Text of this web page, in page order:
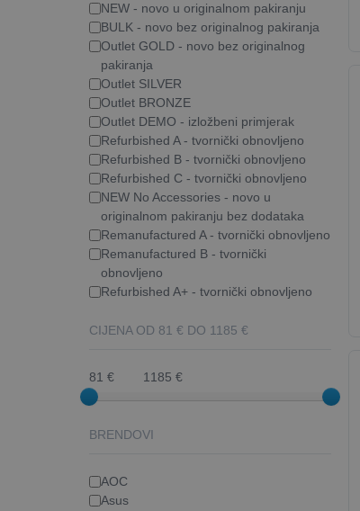
NEW - novo u originalnom pakiranju
BULK - novo bez originalnog pakiranja
Outlet GOLD - novo bez originalnog
pakiranja
Outlet SILVER
Outlet BRONZE
Outlet DEMO - izložbeni primjerak
Refurbished A - tvornički obnovljeno
Refurbished B - tvornički obnovljeno
Refurbished C - tvornički obnovljeno
NEW No Accessories - novo u
originalnom pakiranju bez dodataka
Remanufactured A - tvornički obnovljeno
Remanufactured B - tvornički
obnovljeno
Refurbished A+ - tvornički obnovljeno
CIJENA OD 81 € DO 1185 €
81 € 1185 €
BRENDOVI
AOC
Asus